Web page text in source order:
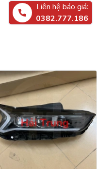
Liên hệ báo giá:
0382.777.186